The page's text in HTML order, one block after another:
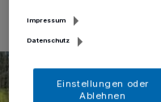
Impressum
Datenschutz
Einstellungen oder
Ablehnen